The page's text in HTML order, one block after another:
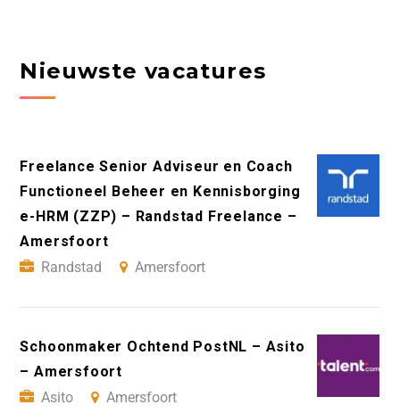
Nieuwste vacatures
Freelance Senior Adviseur en Coach
Functioneel Beheer en Kennisborging
e-HRM (ZZP) – Randstad Freelance –
Amersfoort
Randstad
Amersfoort
Schoonmaker Ochtend PostNL – Asito
– Amersfoort
Asito
Amersfoort